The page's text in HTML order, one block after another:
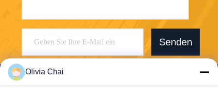
Senden
Olivia Chai